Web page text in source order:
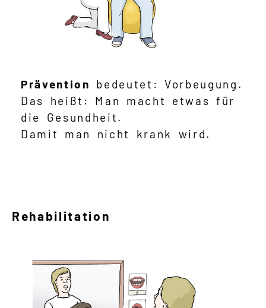
Prävention
bedeutet: Vorbeugung.
Das heißt: Man macht etwas für
die Gesundheit.
Damit man nicht krank wird.
Rehabilitation